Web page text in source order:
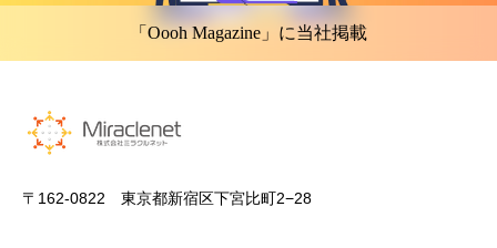
「Oooh Magazine」に当社掲載
〒162-0822 東京都新宿区下宮比町2−28